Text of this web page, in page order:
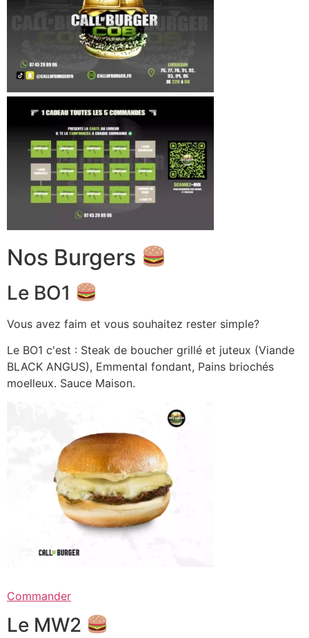
Nos Burgers
Le BO1
Vous avez faim et vous souhaitez rester simple?
Le BO1 c'est : Steak de boucher grillé et juteux (Viande
BLACK ANGUS), Emmental fondant, Pains briochés
moelleux. Sauce Maison.
Commander
Le MW2